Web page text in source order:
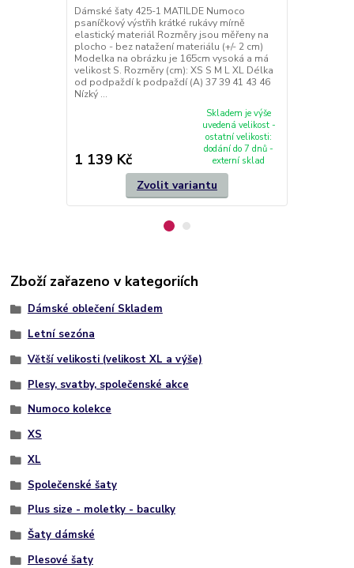
Dámské šaty 425-1 MATILDE Numoco
psaníčkový výstřih krátké rukávy mírně
elastický materiál Rozměry jsou měřeny na
plocho - bez natažení materiálu (+/- 2 cm)
Modelka na obrázku je 165cm vysoká a má
velikost S. Rozměry (cm): XS S M L XL Délka
od podpaždí k podpaždí (A) 37 39 41 43 46
Nízký ...
1 139 Kč
Skladem je výše
uvedená velikost -
ostatní velikosti:
dodání do 7 dnů -
externí sklad
Zvolit variantu
Zboží zařazeno v kategoriích
Dámské oblečení Skladem
Letní sezóna
Větší velikosti (velikost XL a výše)
Plesy, svatby, společenské akce
Numoco kolekce
XS
XL
Společenské šaty
Plus size - moletky - baculky
Šaty dámské
Plesové šaty